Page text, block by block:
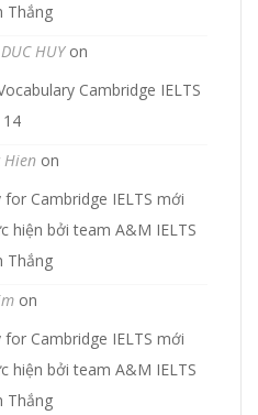
Thắng
HUYon
Cambridge IELTS
14
Hienon
Cambridge IELTS mới
hiện bởi team A&M IELTS
Thắng
on
Cambridge IELTS mới
hiện bởi team A&M IELTS
Thắng